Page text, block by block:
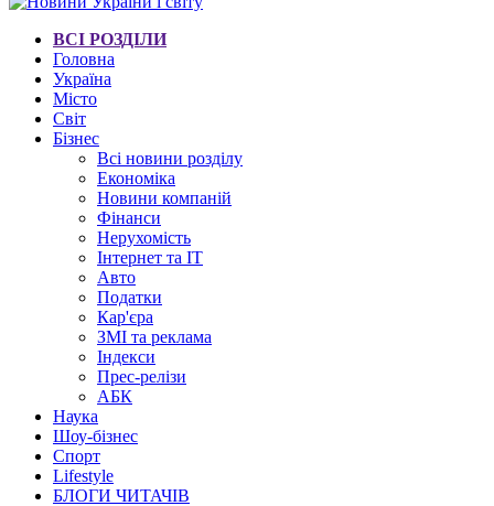
ВСІ РОЗДІЛИ
Головна
Україна
Місто
Світ
Бізнес
Всі новини розділу
Економіка
Новини компаній
Фінанси
Нерухомість
Інтернет та IT
Авто
Податки
Кар'єра
ЗМІ та реклама
Індекси
Прес-релізи
АБК
Наука
Шоу-бізнес
Спорт
Lifestyle
БЛОГИ ЧИТАЧІВ